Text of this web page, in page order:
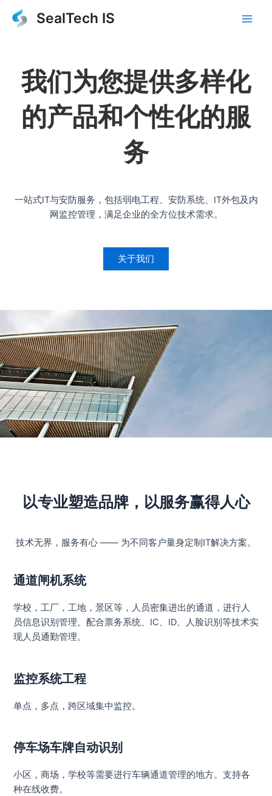
SealTech IS
我们为您提供多样化
的产品和个性化的服
务
一站式IT与安防服务，包括弱电工程、安防系统、IT外包及内
网监控管理，满足企业的全方位技术需求。
关于我们
以专业塑造品牌，以服务赢得人心
技术无界，服务有心 —— 为不同客户量身定制IT解决方案。
通道闸机系统
学校，工厂，工地，景区等，人员密集进出的通道，进行人
员信息识别管理。配合票务系统、IC、ID、人脸识别等技术实
现人员通勤管理。
监控系统工程
单点，多点，跨区域集中监控。
停车场车牌自动识别
小区，商场，学校等需要进行车辆通道管理的地方。支持各
种在线收费。